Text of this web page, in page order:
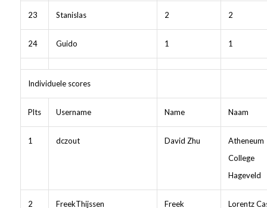
23 Stanislas 2 2
24 Guido 1 1
Individuele scores
Plts Username Name Naam
1 dczout David Zhu
Atheneum
College
Hageveld
2 FreekThijssen
Freek
Lorentz